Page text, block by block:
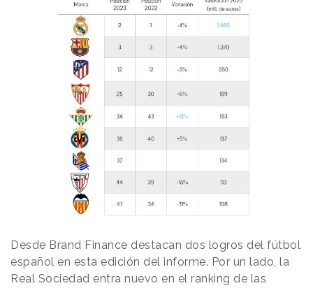
Desde Brand Finance destacan dos logros del fútbol
español en esta edición del informe. Por un lado, la
Real Sociedad entra nuevo en el ranking de las